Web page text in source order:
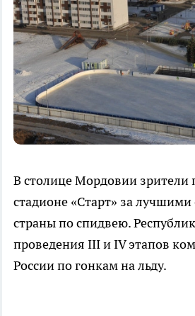
В столице Мордовии зрители
стадионе «Старт» за
страны по спидвею.
проведения III и IV этапов
России по гонкам на льду.